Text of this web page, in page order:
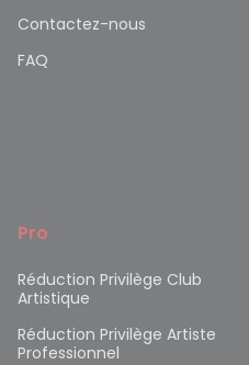
Contactez-nous
FAQ
Pro
Réduction Privilège Club
Artistique
Réduction Privilège Artiste
Professionnel